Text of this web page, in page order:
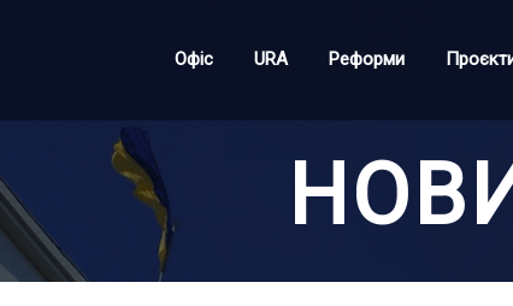
Офіс URA Реформи